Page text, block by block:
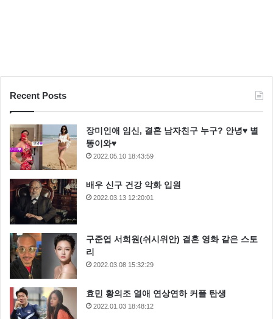
Recent Posts
장미인애 임신, 결혼 남자친구 누구? 안녕♥ 별
똥이와♥
2022.05.10 18:43:59
배우 신구 건강 악화 입원
2022.03.13 12:20:01
구준엽 서희원(쉬시위안) 결혼 영화 같은 스토
리
2022.03.08 15:32:29
효민 황의조 열애 연상연하 커플 탄생
2022.01.03 18:48:12